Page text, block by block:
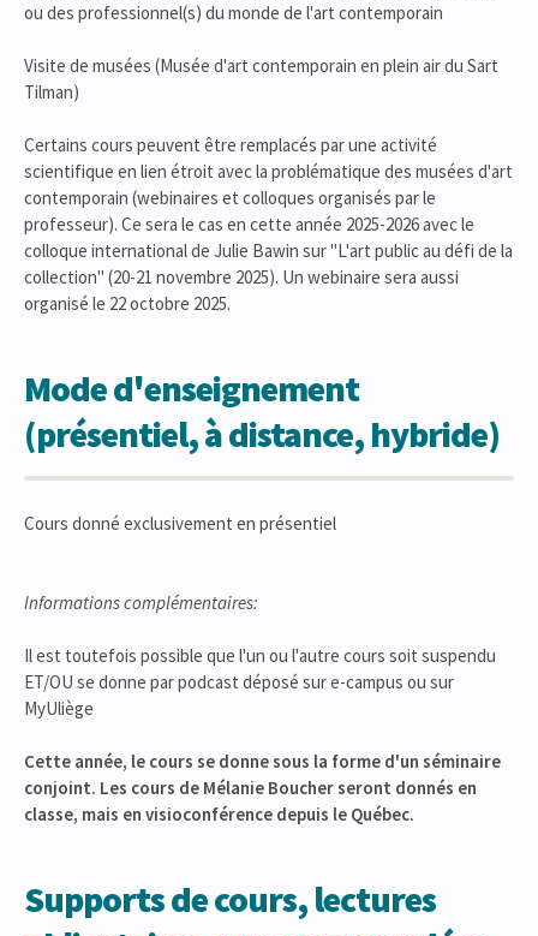
ou des professionnel(s) du monde de l'art contemporain
Visite de musées (Musée d'art contemporain en plein air du Sart
Tilman)
Certains cours peuvent être remplacés par une activité
scientifique en lien étroit avec la problématique des musées d'art
contemporain (webinaires et colloques organisés par le
professeur). Ce sera le cas en cette année 2025-2026 avec le
colloque international de Julie Bawin sur "L'art public au défi de la
collection" (20-21 novembre 2025). Un webinaire sera aussi
organisé le 22 octobre 2025.
Mode d'enseignement
(présentiel, à distance, hybride)
Cours donné exclusivement en présentiel
Informations complémentaires:
Il est toutefois possible que l'un ou l'autre cours soit suspendu
ET/OU se donne par podcast déposé sur e-campus ou sur
MyUliège
Cette année, le cours se donne sous la forme d'un séminaire
conjoint. Les cours de Mélanie Boucher seront donnés en
classe, mais en visioconférence depuis le Québec.
Supports de cours, lectures